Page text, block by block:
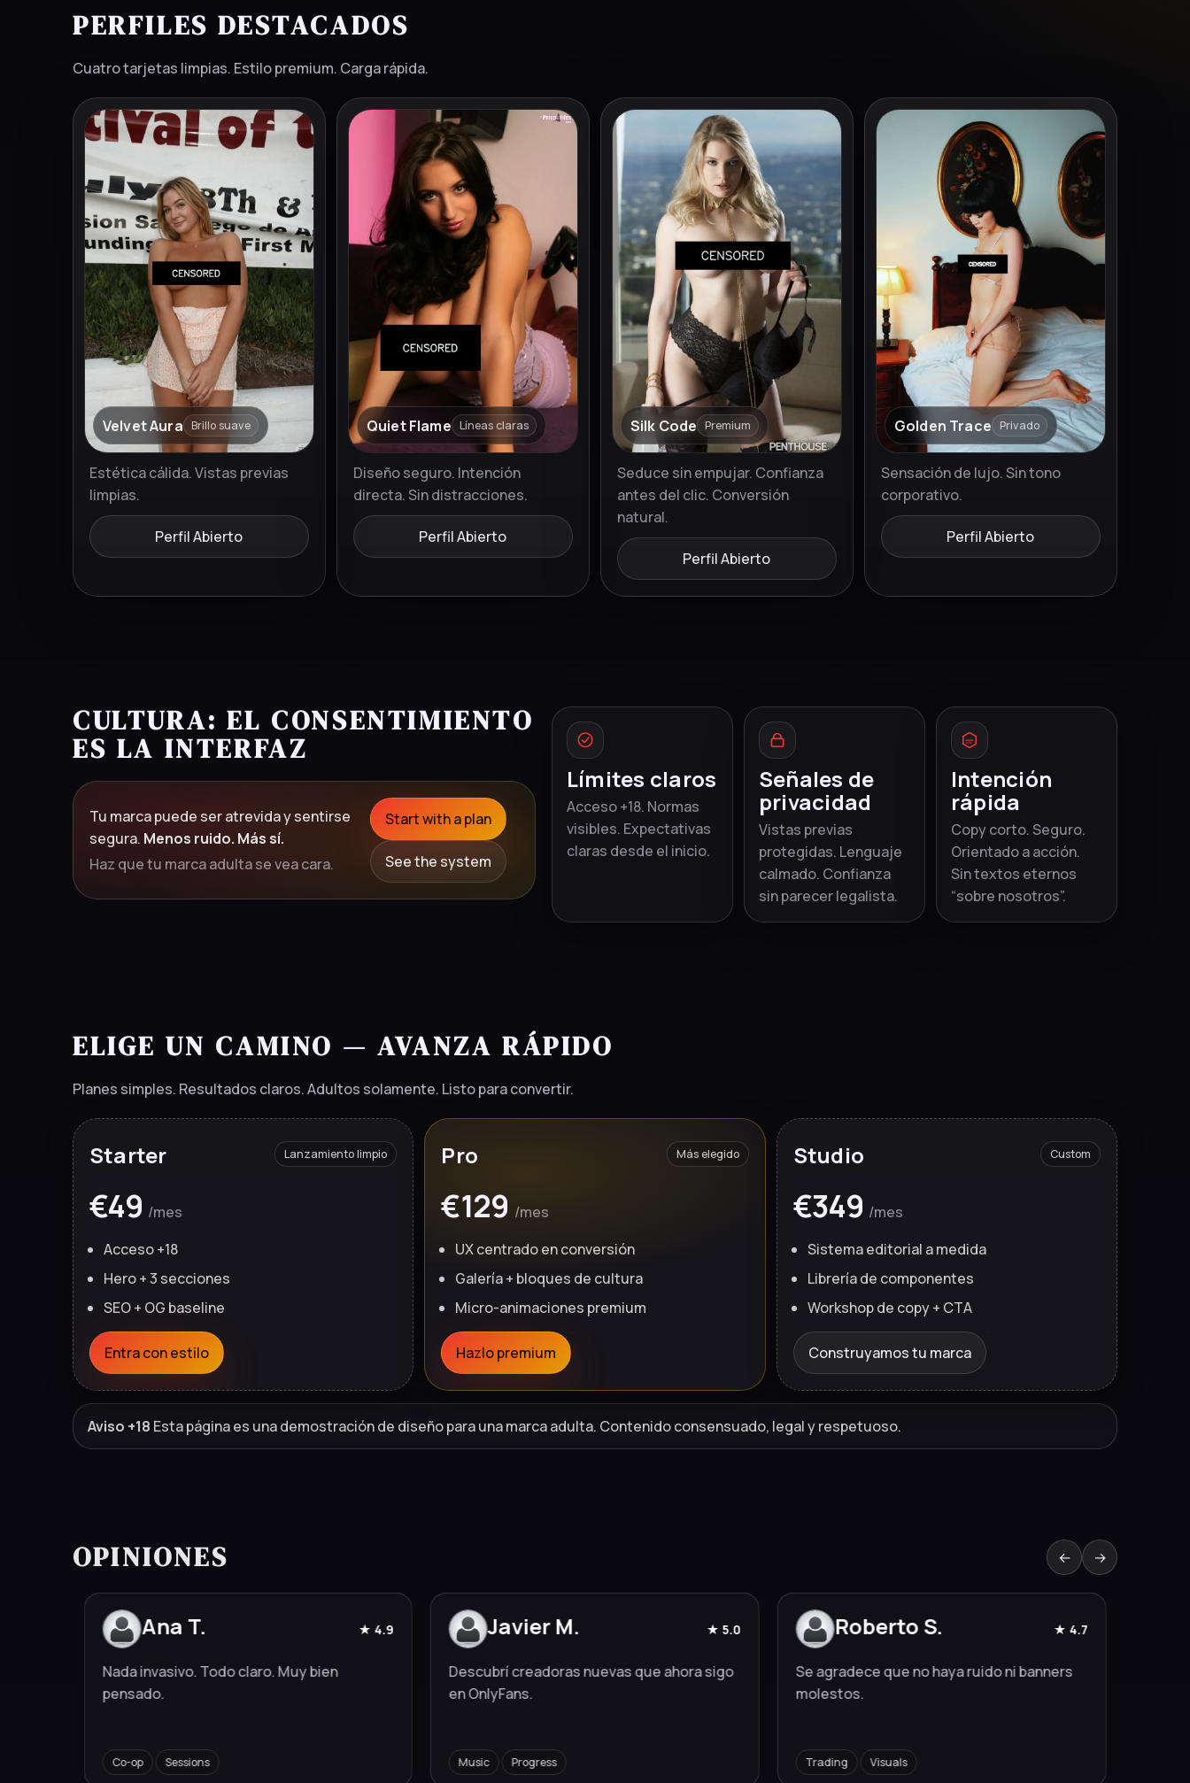
PERFILES DESTACADOS
Cuatro tarjetas limpias. Estilo premium. Carga rápida.
Velvet Aura Brillo suave
Estética cálida. Vistas previas
limpias.
Perfil Abierto
Quiet Flame Líneas claras
Diseño seguro. Intención
directa. Sin distracciones.
Perfil Abierto
Silk Code Premium
Seduce sin empujar. Confianza
antes del clic. Conversión
natural.
Perfil Abierto
Golden Trace Privado
Sensación de lujo. Sin tono
corporativo.
Perfil Abierto
CULTURA: EL CONSENTIMIENTO
ES LA INTERFAZ
Tu marca puede ser atrevida y sentirse
segura. Menos ruido. Más sí.
Haz que tu marca adulta se vea cara.
Start with a plan
See the system
Límites claros
Acceso +18. Normas
visibles. Expectativas
claras desde el inicio.
Señales de
privacidad
Vistas previas
protegidas. Lenguaje
calmado. Confianza
sin parecer legalista.
Intención
rápida
Copy corto. Seguro.
Orientado a acción.
Sin textos eternos
“sobre nosotros”.
ELIGE UN CAMINO — AVANZA RÁPIDO
Planes simples. Resultados claros. Adultos solamente. Listo para convertir.
Starter Lanzamiento limpio
€49 /mes
Acceso +18
Hero + 3 secciones
SEO + OG baseline
Entra con estilo
Pro Más elegido
€129 /mes
UX centrado en conversión
Galería + bloques de cultura
Micro-animaciones premium
Hazlo premium
Studio Custom
€349 /mes
Sistema editorial a medida
Librería de componentes
Workshop de copy + CTA
Construyamos tu marca
Aviso +18 Esta página es una demostración de diseño para una marca adulta. Contenido consensuado, legal y respetuoso.
OPINIONES ← →
Ana T. ★ 4.9
Nada invasivo. Todo claro. Muy bien
pensado.
Co-op Sessions
Javier M. ★ 5.0
Descubrí creadoras nuevas que ahora sigo
en OnlyFans.
Music Progress
Roberto S. ★ 4.7
Se agradece que no haya ruido ni banners
molestos.
Trading Visuals